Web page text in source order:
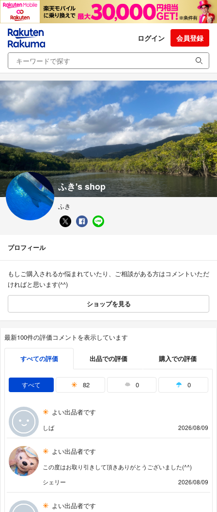
ログイン 会員登録
ふき's shop
ふき
プロフィール
もしご購入されるか悩まれていたり、ご相談がある方はコメントいただ
ければと思います(^^)
ショップを見る
最新100件の評価コメントを表示しています
すべての評価 出品での評価 購入での評価
すべて 82 0 0
よい出品者です
しば 2026/08/09
よい出品者です
この度はお取り引きして頂きありがとうございました(⁠^⁠^⁠)
シェリー
2026/08/09
よい出品者です